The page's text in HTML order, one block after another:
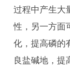
过程中产生大
性，另一方面
化，提高磷的
良盐碱地，提